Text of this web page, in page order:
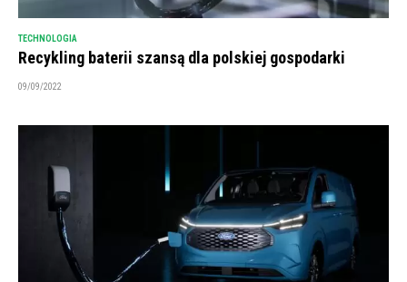
TECHNOLOGIA
Recykling baterii szansą dla polskiej gospodarki
09/09/2022